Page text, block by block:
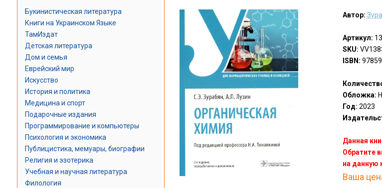
Букинистическая литература
Книги на Украинском Языке
ТамИздат
Детская литература
Дом и семья
Еврейский мир
Искусство
История и политика
Медицина и спорт
Подарочные издания
Программирование и компьютеры
Психология и экономика
Публицистика, мемуары, биографии
Религия и эзотерика
Учебная и научная литература
Филология
Автор:
Артикул:
SKU:
ISBN:
Обложка:
Год: 2023
Данная
Обратите
на данную
Ваша